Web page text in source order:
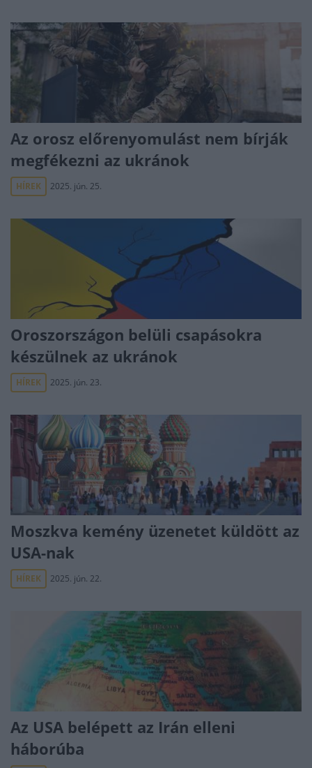
Az orosz előrenyomulást nem bírják
megfékezni az ukránok
HÍREK 2025. jún. 25.
Oroszországon belüli csapásokra
készülnek az ukránok
HÍREK 2025. jún. 23.
Moszkva kemény üzenetet küldött az
USA-nak
HÍREK 2025. jún. 22.
Az USA belépett az Irán elleni
háborúba